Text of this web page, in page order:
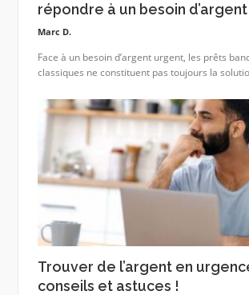
répondre à un besoin
Marc D.
Face à un besoin d’argent urgent, les prêts
classiques ne constituent pas toujours la
Trouver de l’argent en
conseils et astuces !